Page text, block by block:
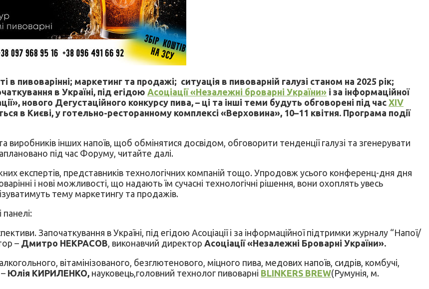
пивоварінні; маркетинг та продажі; ситуація в пивоварній галузі станом на 2025 рік;
в Україні, під егідою Асоціації «Незалежні броварні України» і за інформаційної
нового Дегустаційного конкурсу пива, – ці та інші теми будуть обговорені під час XIV
в Києві, у готельно-ресторанному комплексі «Верховина», 10–11 квітня. Програма події
виробників інших напоїв, щоб обмінятися досвідом, обговорити тенденції галузі та згенерувати
під час Форуму, читайте далі.
експертів, представників технологічних компаній тощо. Упродовж усього конференц-дня дня
і нові можливості, що надають їм сучасні технологічні рішення, вони охоплять увесь
тему маркетингу та продажів.
панелі:
Започаткування в Україні, під егідою Асоціації і за інформаційної підтримки журналу “Напої/
– Дмитро НЕКРАСОВ , виконавчий директор Асоціації «Незалежні Броварні України».
вітамінізованого, безглютенового, міцного пива, медових напоїв, сидрів, комбучі,
Юлія КИРИЛЕНКО, науковець,головний технолог пивоварні BLINKERS BREW(Румунія, м.